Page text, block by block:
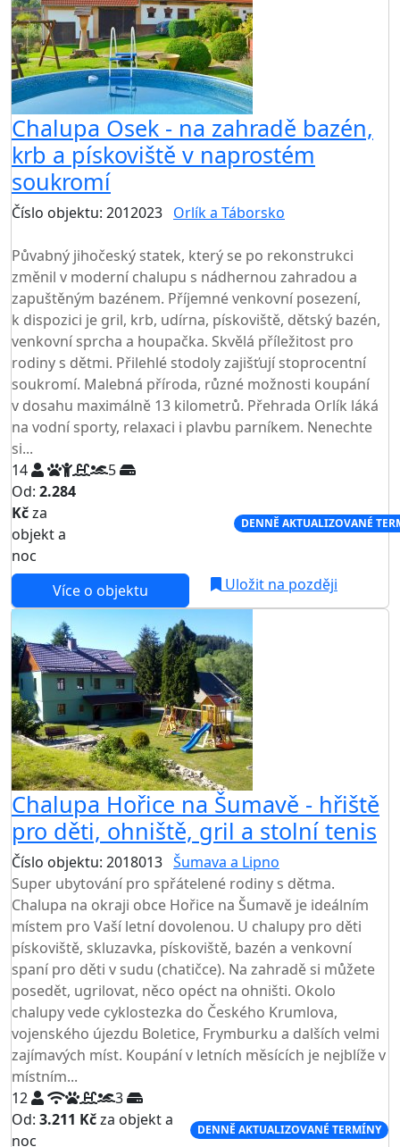
Chalupa Osek - na zahradě bazén,
krb a pískoviště v naprostém
soukromí
Číslo objektu: 2012023 Orlík a Táborsko
Půvabný jihočeský statek, který se po rekonstrukci
změnil v moderní chalupu s nádhernou zahradou a
zapuštěným bazénem. Příjemné venkovní posezení,
k dispozici je gril, krb, udírna, pískoviště, dětský bazén,
venkovní sprcha a houpačka. Skvělá příležitost pro
rodiny s dětmi. Přilehlé stodoly zajišťují stoprocentní
soukromí. Malebná příroda, různé možnosti koupání
v dosahu maximálně 13 kilometrů. Přehrada Orlík láká
na vodní sporty, relaxaci i plavbu parníkem. Nenechte
si...
14
5
Od: 2.284
Kčza
objekt a
noc
DENNĚ AKTUALIZOVANÉ
Více o objektu Uložit na později
Chalupa Hořice na Šumavě - hřiště
pro děti, ohniště, gril a stolní tenis
Číslo objektu: 2018013 Šumava a Lipno
Super ubytování pro spřátelené rodiny s dětma.
Chalupa na okraji obce Hořice na Šumavě je ideálním
místem pro Vaší letní dovolenou. U chalupy pro děti
pískoviště, skluzavka, pískoviště, bazén a venkovní
spaní pro děti v sudu (chatičce). Na zahradě si můžete
posedět, ugrilovat, něco opéct na ohništi. Okolo
chalupy vede cyklostezka do Českého Krumlova,
vojenského újezdu Boletice, Frymburku a dalších velmi
zajímavých míst. Koupání v letních měsících je nejblíže v
místním...
12
3
Od: 3.211 Kčza objekt a
noc
DENNĚ AKTUALIZOVANÉ TERMÍNY